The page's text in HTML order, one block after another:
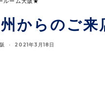
からのご来
· 2021年3月18日